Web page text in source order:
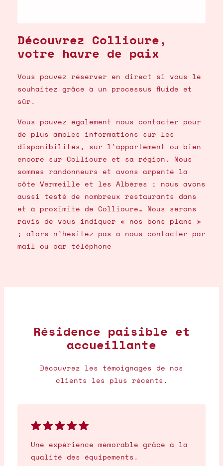
Découvrez Collioure,
votre havre de paix
Vous pouvez réserver en direct si vous le
souhaitez grâce à un processus fluide et
sûr.
Vous pouvez également nous contacter pour
de plus amples informations sur les
disponibilités, sur l’appartement ou bien
encore sur Collioure et sa région. Nous
sommes randonneurs et avons arpenté la
côte Vermeille et les Albères ; nous avons
aussi testé de nombreux restaurants dans
et à proximité de Collioure… Nous serons
ravis de vous indiquer « nos bons plans »
; alors n’hésitez pas à nous contacter par
mail ou par téléphone
Résidence paisible et
accueillante
Découvrez les témoignages de nos
clients les plus récents.
Une expérience mémorable grâce à la
qualité des équipements.